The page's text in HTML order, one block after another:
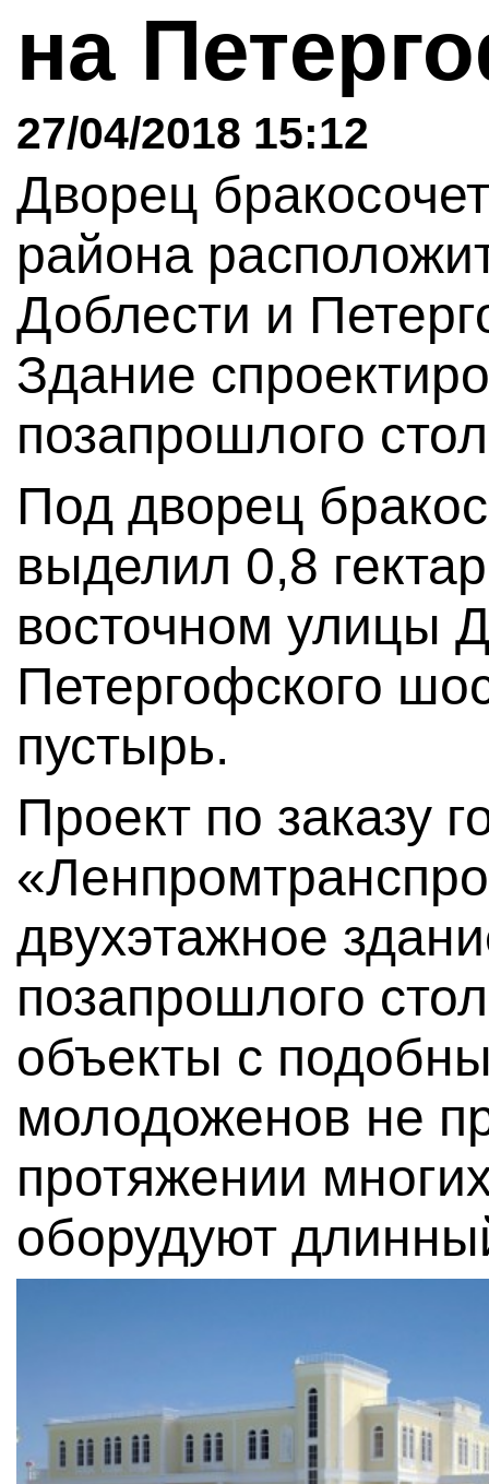
на
27/04/2018 15:12
Дворец
района
Доблести и
Здание
позапрошлого
Под дворец
выделил 0,8
восточном улицы
Петергофского
пустырь.
Проект по заказу
двухэтажное
позапрошлого
объекты с
молодоженов не
протяжении
оборудуют